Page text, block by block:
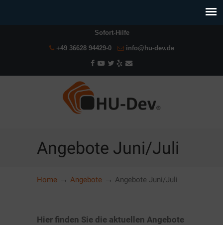
Sofort-Hilfe
+49 36628 94429-0 info@hu-dev.de
Angebote Juni/Juli
Home → Angebote → Angebote Juni/Juli
Hier finden Sie die aktuellen Angebote